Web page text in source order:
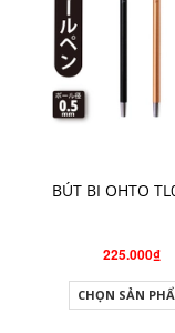
BÚT BI OHTO
225.000₫
CHỌN SẢN